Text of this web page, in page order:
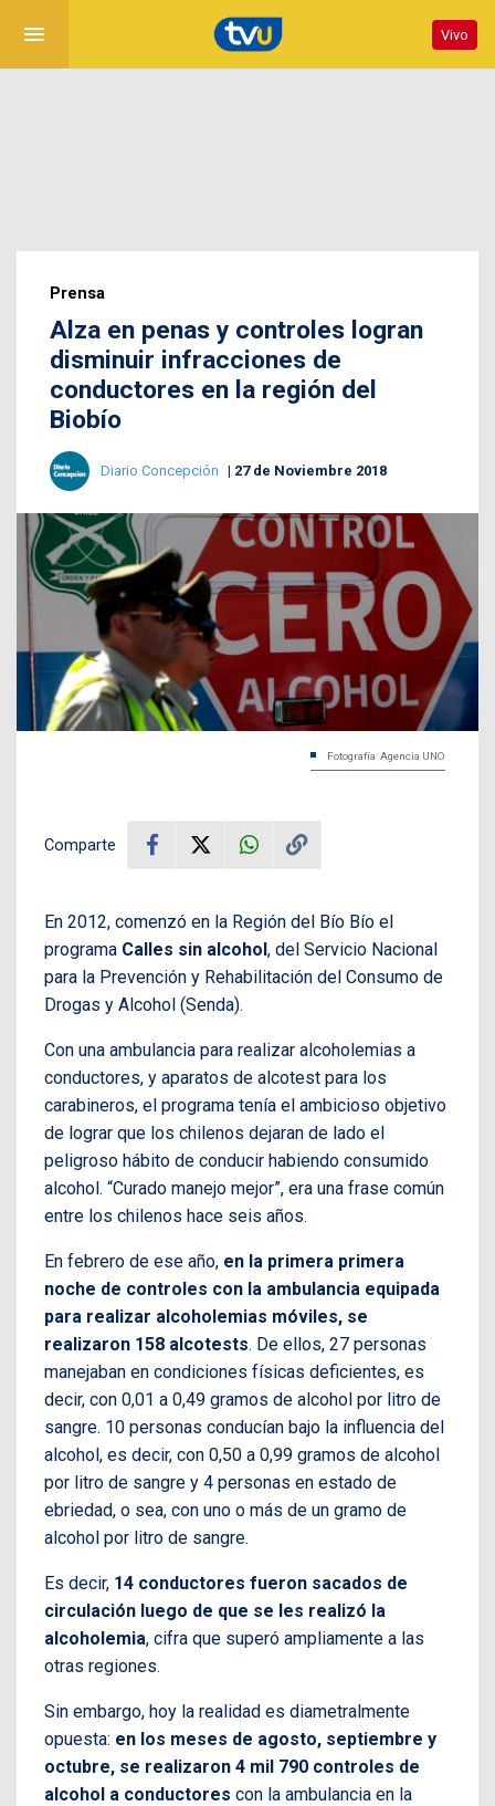
menu Vivo
Prensa
Alza en penas y controles logran
disminuir infracciones de
conductores en la región del
Biobío
Diario Concepción 27 de Noviembre 2018
Fotografía: Agencia UNO
Comparte
En 2012, comenzó en la Región del Bío Bío el
programa Calles sin alcohol, del Servicio Nacional
para la Prevención y Rehabilitación del Consumo de
Drogas y Alcohol (Senda).
Con una ambulancia para realizar alcoholemias a
conductores, y aparatos de alcotest para los
carabineros, el programa tenía el ambicioso objetivo
de lograr que los chilenos dejaran de lado el
peligroso hábito de conducir habiendo consumido
alcohol. “Curado manejo mejor”, era una frase común
entre los chilenos hace seis años.
En febrero de ese año, en la primera primera
noche de controles con la ambulancia equipada
para realizar alcoholemias móviles, se
realizaron 158 alcotests. De ellos, 27 personas
manejaban en condiciones físicas deficientes, es
decir, con 0,01 a 0,49 gramos de alcohol por litro de
sangre. 10 personas conducían bajo la influencia del
alcohol, es decir, con 0,50 a 0,99 gramos de alcohol
por litro de sangre y 4 personas en estado de
ebriedad, o sea, con uno o más de un gramo de
alcohol por litro de sangre.
Es decir, 14 conductores fueron sacados de
circulación luego de que se les realizó la
alcoholemia, cifra que superó ampliamente a las
otras regiones.
Sin embargo, hoy la realidad es diametralmente
opuesta: en los meses de agosto, septiembre y
octubre, se realizaron 4 mil 790 controles de
alcohol a conductores con la ambulancia en la